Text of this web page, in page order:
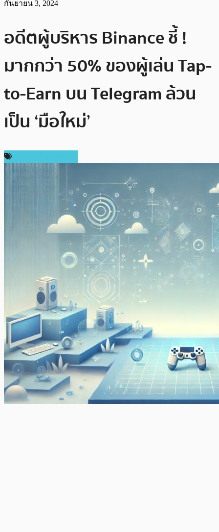
กันยายน 3, 2024
อดีตผู้บริหาร Binance ชี้ !
มากกว่า 50% ของผู้เล่น Tap-
to-Earn บน Telegram ล้วน
เป็น ‘มือใหม่’